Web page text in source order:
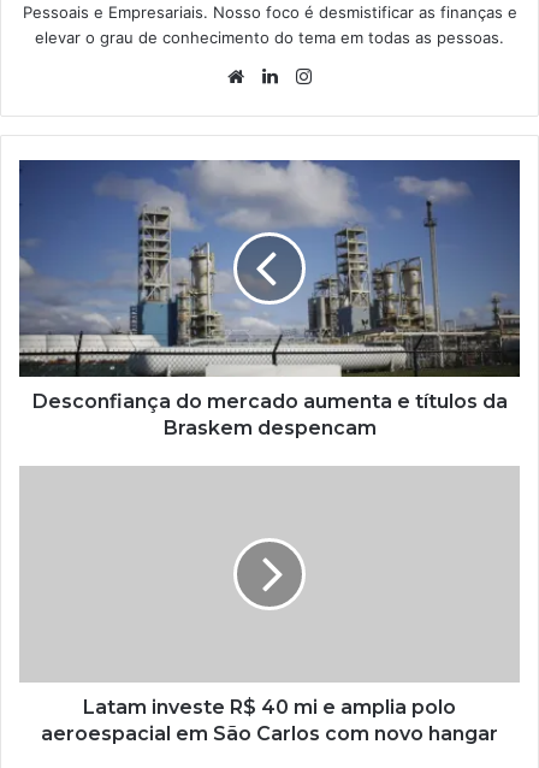
Pessoais e Empresariais. Nosso foco é desmistificar as finanças e
elevar o grau de conhecimento do tema em todas as pessoas.
WebsiteLinkedin
Desconfiança do mercado aumenta e títulos da
Braskem despencam
Latam investe R$ 40 mi e amplia polo
aeroespacial em São Carlos com novo hangar